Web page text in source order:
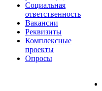
Социальная
ответственность
Вакансии
Реквизиты
Комплексные
проекты
Опросы